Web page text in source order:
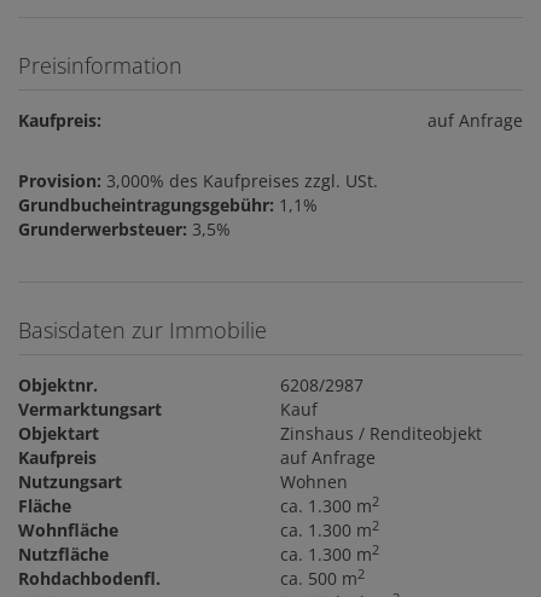
Preisinformation
Kaufpreis: auf Anfrage
Provision: 3,000% des Kaufpreises zzgl. USt.
Grundbucheintragungsgebühr: 1,1%
Grunderwerbsteuer: 3,5%
Basisdaten zur Immobilie
Objektnr.
6208/2987
Vermarktungsart
Kauf
Objektart
Zinshaus / Renditeobjekt
Kaufpreis
auf Anfrage
Nutzungsart
Wohnen
Fläche
ca. 1.300 m2
Wohnfläche ca. 1.300 m2
Nutzfläche ca. 1.300 m2
Rohdachbodenfl. ca. 500 m2